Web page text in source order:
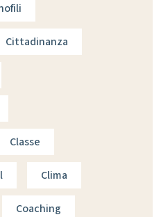
Cittadinanza
Classe
Clima
Coaching